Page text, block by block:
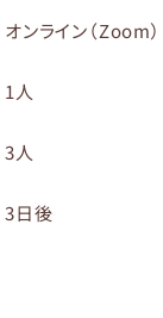
オンライン（Zoom）
1人
3人
3日後